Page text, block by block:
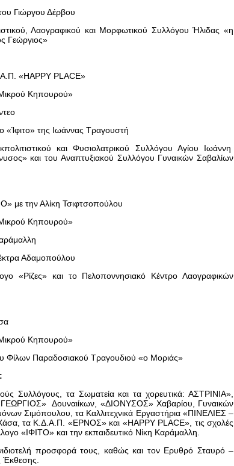
Γιώργου Δέρβου
Λαογραφικού και Μορφωτικού Συλλόγου Ήλιδας «η
Γεώργιος»
«HAPPY PLACE»
Κηπουρού»
της Ιωάννας Τραγουστή
και Φυσιολατρικού Συλλόγου Αγίου Ιωάννη
και του Αναπτυξιακού Συλλόγου Γυναικών Σαβαλίων
με την Αλίκη Τσιφτσοπούλου
Κηπουρού»
Αδαμοπούλου
«Ρίζες» και το Πελοποννησιακό Κέντρο Λαογραφικών
Κηπουρού»
Φίλων Παραδοσιακού Τραγουδιού «ο Μοριάς»
Συλλόγους, τα Σωματεία και τα χορευτικά: ΑΣΤΡΙΝΙΑ»,
Δουναιίκων, «ΔΙΟΝΥΣΟΣ» Χαβαρίου, Γυναικών
Σιμόπουλου, τα Καλλιτεχνικά Εργαστήρια «ΠΙΝΕΛΙΕΣ –
τα Κ.Δ.Α.Π. «ΕΡΝΟΣ» και «HAPPY PLACE», τις σχολές
«ΙΦΙΤΟ» και την εκπαιδευτικό Νίκη Καράμαλλη.
προσφορά τους, καθώς και τον Ερυθρό Σταυρό –
Έκθεσης.